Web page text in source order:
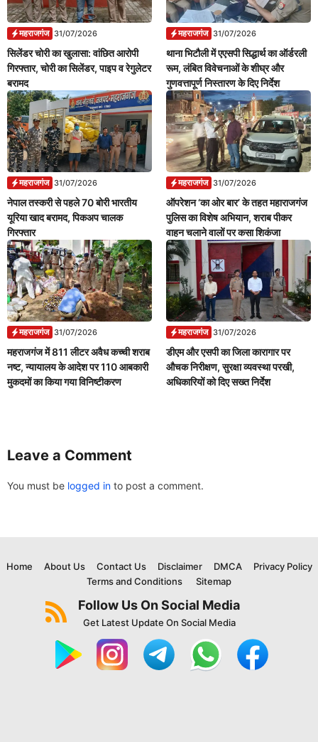
महराजगंज 31/07/2026
सिलेंडर चोरी का खुलासा: वांछित आरोपी
गिरफ्तार, चोरी का सिलेंडर, पाइप व रेगुलेटर
बरामद
महराजगंज 31/07/2026
थाना भिटौली में एएसपी सिद्धार्थ का ऑर्डरली
रूम, लंबित विवेचनाओं के शीघ्र और
गुणवत्तापूर्ण निस्तारण के दिए निर्देश
महराजगंज 31/07/2026
नेपाल तस्करी से पहले 70 बोरी भारतीय
यूरिया खाद बरामद, पिकअप चालक
गिरफ्तार
महराजगंज 31/07/2026
ऑपरेशन ‘का ओर बार’ के तहत महाराजगंज
पुलिस का विशेष अभियान, शराब पीकर
वाहन चलाने वालों पर कसा शिकंजा
महराजगंज 31/07/2026
महराजगंज में 811 लीटर अवैध कच्ची शराब
नष्ट, न्यायालय के आदेश पर 110 आबकारी
मुकदमों का किया गया विनिष्टीकरण
महराजगंज 31/07/2026
डीएम और एसपी का जिला कारागार पर
औचक निरीक्षण, सुरक्षा व्यवस्था परखी,
अधिकारियों को दिए सख्त निर्देश
Leave a Comment
You must be logged in to post a comment.
Home About Us Contact Us Disclaimer DMCA
Privacy Policy
Terms and Conditions
Sitemap
Follow Us On Social Media
Get Latest Update On Social Media